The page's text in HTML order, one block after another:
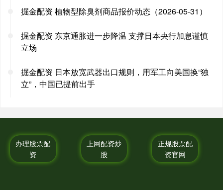
掘金配资 植物型除臭剂商品报价动态（2026-05-31）
掘金配资 东京通胀进一步降温 支撑日本央行加息谨慎
立场
掘金配资 日本放宽武器出口规则，用军工向美国换“独
立”，中国已提前出手
办理股票配
资
上网配资炒
股
正规股票配
资官网